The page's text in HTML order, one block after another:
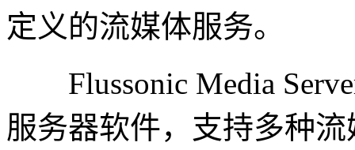
定义的流媒体服务。
Flussonic Media
服务器软件，支持多种